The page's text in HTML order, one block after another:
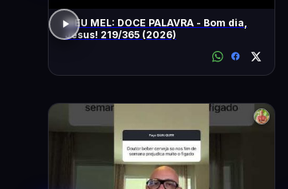
MEU MEL: DOCE PALAVRA - Bom dia,
Jesus! 219/365 (2026)